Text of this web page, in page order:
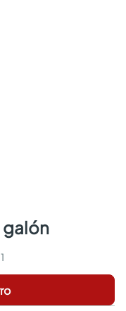
galón